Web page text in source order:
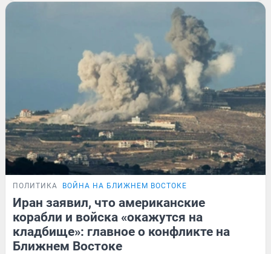
ПОЛИТИКА ВОЙНА НА БЛИЖНЕМ ВОСТОКЕ
Иран заявил, что американские
корабли и войска «окажутся на
кладбище»: главное о конфликте на
Ближнем Востоке